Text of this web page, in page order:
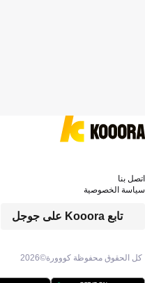
كل الحقوق محفوظة كووورة©2026
تابع Kooora على جوجل
اتصل بنا
سياسة الخصوصية